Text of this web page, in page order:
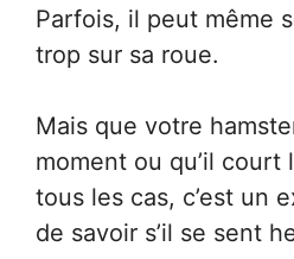
Parfois, il peut même
trop sur sa roue.
Mais que votre
moment ou qu’il court
tous les cas, c’est un
de savoir s’il se sent